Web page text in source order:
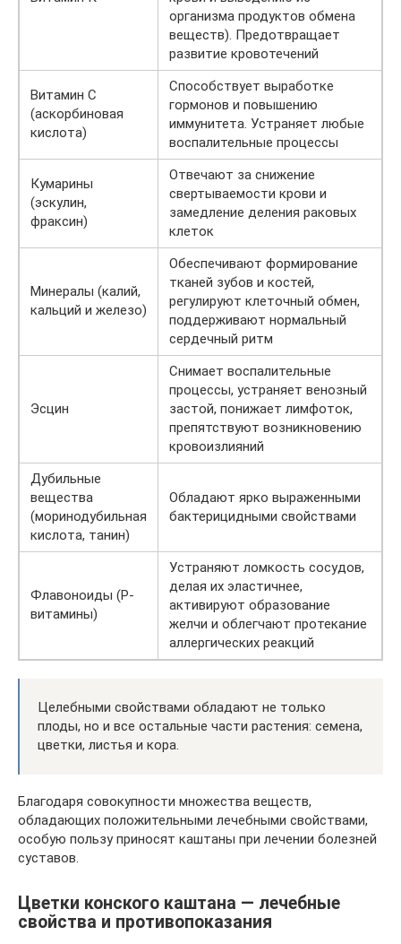
организма продуктов обмена
веществ). Предотвращает
развитие кровотечений
Витамин С
(аскорбиновая
кислота)
Способствует выработке
гормонов и повышению
иммунитета. Устраняет любые
воспалительные процессы
Кумарины
(эскулин,
фраксин)
Отвечают за снижение
свертываемости крови и
замедление деления раковых
клеток
Минералы (калий,
кальций и железо)
Обеспечивают формирование
тканей зубов и костей,
регулируют клеточный обмен,
поддерживают нормальный
сердечный ритм
Эсцин
Снимает воспалительные
процессы, устраняет венозный
застой, понижает лимфоток,
препятствуют возникновению
кровоизлияний
Дубильные
вещества
(моринодубильная
кислота, танин)
Обладают ярко выраженными
бактерицидными свойствами
Флавоноиды (P-
витамины)
Устраняют ломкость сосудов,
делая их эластичнее,
активируют образование
желчи и облегчают протекание
аллергических реакций
Целебными свойствами обладают не только
плоды, но и все остальные части растения: семена,
цветки, листья и кора.
Благодаря совокупности множества веществ,
обладающих положительными лечебными свойствами,
особую пользу приносят каштаны при лечении болезней
суставов.
Цветки конского каштана — лечебные
свойства и противопоказания